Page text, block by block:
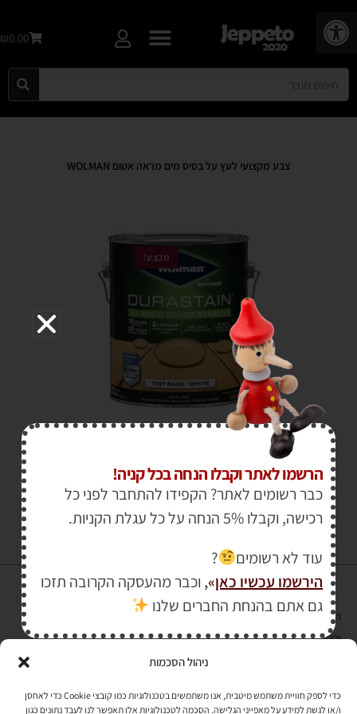
פתח סרגל נגישות
ניהול הסכמות
כדי לספק חוויית משתמש מיטבית, אנו משתמשים בטכנולוגיות כמו קובצי Cookie כדי לאחסן
ו/או לגשת למידע על מאפייני הגלישה. הסכמה לטכנולוגיות אלו תאפשר לנו לעבד נתונים כגון
₪0.00
צבע מקצועי לעץ על בסיס מים מראה אטום WOLMAN
מבצע!
והעומד בתקן אבטחה PCI DSS Level-1
לתקנון האתר»
הרשמו לאתר וקבלו הנחה בכל קניה!
כבר רשומים לאתר? הקפידו להתחבר לפני כל
רכישה, וקבלו 5% הנחה על כל עגלת הקניות.
עוד לא רשומים
?
הירשמו עכשיו כאן»
, וכבר מהעסקה הקרובה תזכו
גם אתם בהנחת החברים שלנו